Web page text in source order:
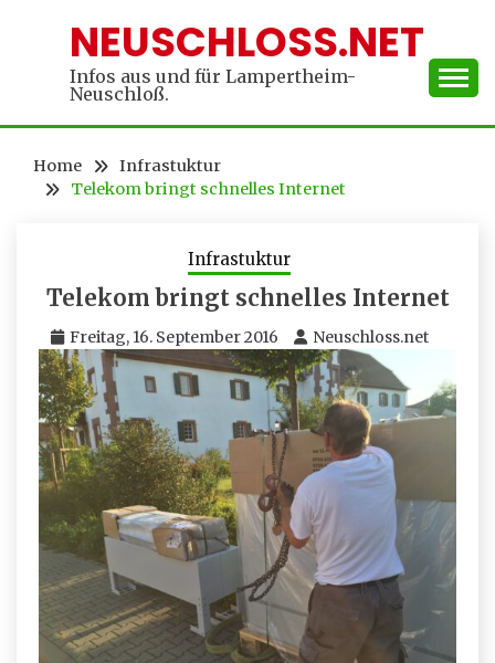
NEUSCHLOSS.NET
Infos aus und für Lampertheim-
Neuschloß.
Home
Infrastuktur
Telekom bringt schnelles Internet
Infrastuktur
Telekom bringt schnelles Internet
Freitag, 16. September 2016 Neuschloss.net